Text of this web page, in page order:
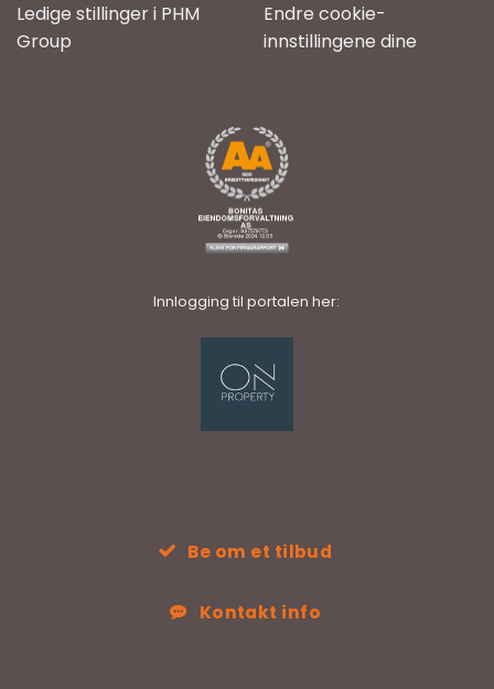
Ledige stillinger i PHM
Group
Endre cookie-
innstillingene dine
Innlogging til portalen her:
Be om et tilbud
Kontakt info